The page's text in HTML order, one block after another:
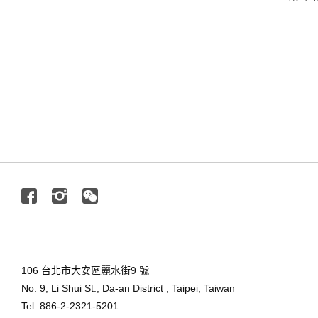
FacebookInstagram
106 台北市大安區麗水街9 號
No. 9, Li Shui St., Da-an District , Taipei, Taiwan
Tel: 886-2-2321-5201